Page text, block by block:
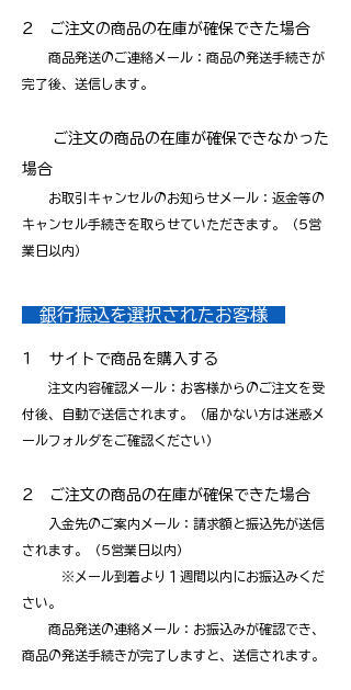
2 ご注文の商品の在庫が確保できた場合
商品発送のご連絡メール：商品の発送手続きが
完了後、送信します。
ご注文の商品の在庫が確保できなかった
場合
お取引キャンセルのお知らせメール：返金等の
キャンセル手続きを取らせていただきます。（5営
業日以内）
銀行振込を選択されたお客様
1 サイトで商品を購入する
注文内容確認メール：お客様からのご注文を受
付後、自動で送信されます。（届かない方は迷惑メ
ールフォルダをご確認ください）
2 ご注文の商品の在庫が確保できた場合
入金先のご案内メール：請求額と振込先が送信
されます。（5営業日以内）
※メール到着より１週間以内にお振込みくだ
さい。
商品発送の連絡メール：お振込みが確認でき、
商品の発送手続きが完了しますと、送信されます。